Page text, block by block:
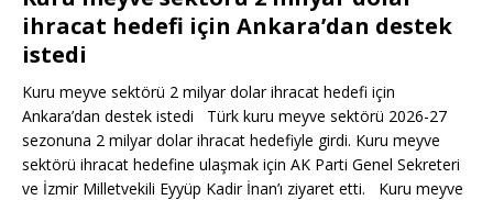
ihracat hedefi için Ankara’dan destek
istedi
Kuru meyve sektörü 2 milyar dolar ihracat hedefi için
Ankara’dan destek istedi Türk kuru meyve sektörü 2026-27
sezonuna 2 milyar dolar ihracat hedefiyle girdi. Kuru meyve
sektörü ihracat hedefine ulaşmak için AK Parti Genel Sekreteri
ve İzmir Milletvekili Eyyüp Kadir İnan’ı ziyaret etti. Kuru meyve